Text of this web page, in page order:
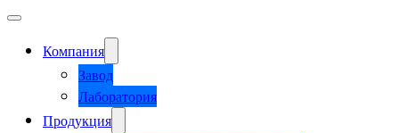
Компания
Завод
Лаборатория
Продукция